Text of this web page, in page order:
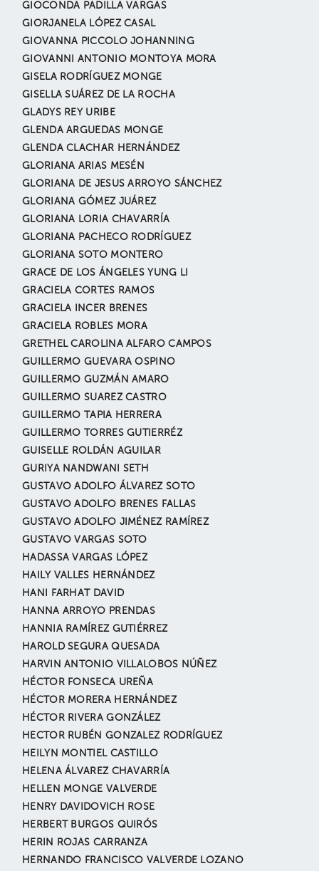
GIOCONDA PADILLA VARGAS
GIORJANELA LÓPEZ CASAL
GIOVANNA PICCOLO JOHANNING
GIOVANNI ANTONIO MONTOYA MORA
GISELA RODRÍGUEZ MONGE
GISELLA SUÁREZ DE LA ROCHA
GLADYS REY URIBE
GLENDA ARGUEDAS MONGE
GLENDA CLACHAR HERNÁNDEZ
GLORIANA ARIAS MESÉN
GLORIANA DE JESUS ARROYO SÁNCHEZ
GLORIANA GÓMEZ JUÁREZ
GLORIANA LORIA CHAVARRÍA
GLORIANA PACHECO RODRÍGUEZ
GLORIANA SOTO MONTERO
GRACE DE LOS ÁNGELES YUNG LI
GRACIELA CORTES RAMOS
GRACIELA INCER BRENES
GRACIELA ROBLES MORA
GRETHEL CAROLINA ALFARO CAMPOS
GUILLERMO GUEVARA OSPINO
GUILLERMO GUZMÁN AMARO
GUILLERMO SUAREZ CASTRO
GUILLERMO TAPIA HERRERA
GUILLERMO TORRES GUTIERRÉZ
GUISELLE ROLDÁN AGUILAR
GURIYA NANDWANI SETH
GUSTAVO ADOLFO ÁLVAREZ SOTO
GUSTAVO ADOLFO BRENES FALLAS
GUSTAVO ADOLFO JIMÉNEZ RAMÍREZ
GUSTAVO VARGAS SOTO
HADASSA VARGAS LÓPEZ
HAILY VALLES HERNÁNDEZ
HANI FARHAT DAVID
HANNA ARROYO PRENDAS
HANNIA RAMÍREZ GUTIÉRREZ
HAROLD SEGURA QUESADA
HARVIN ANTONIO VILLALOBOS NÚÑEZ
HÉCTOR FONSECA UREÑA
HÉCTOR MORERA HERNÁNDEZ
HÉCTOR RIVERA GONZÁLEZ
HECTOR RUBÉN GONZALEZ RODRÍGUEZ
HEILYN MONTIEL CASTILLO
HELENA ÁLVAREZ CHAVARRÍA
HELLEN MONGE VALVERDE
HENRY DAVIDOVICH ROSE
HERBERT BURGOS QUIRÓS
HERIN ROJAS CARRANZA
HERNANDO FRANCISCO VALVERDE LOZANO